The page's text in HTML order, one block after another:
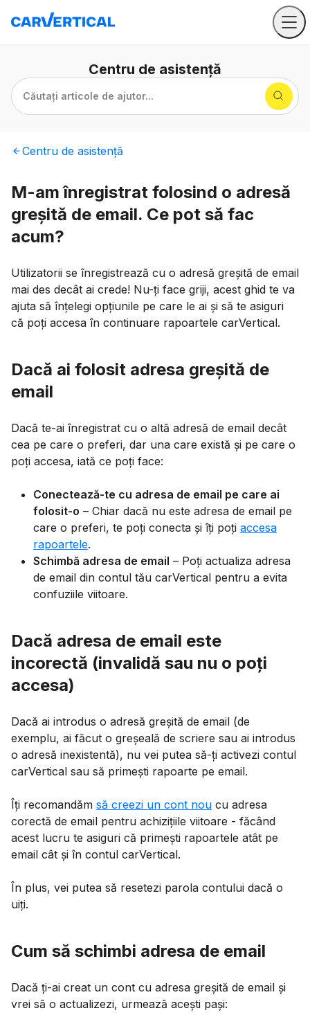
Centru de asistență
Căutați articole de ajutor...
Centru de asistență
M-am înregistrat folosind o adresă
greșită de email. Ce pot să fac
acum?
Utilizatorii se înregistrează cu o adresă greșită de email
mai des decât ai crede! Nu-ți face griji, acest ghid te va
ajuta să înțelegi opțiunile pe care le ai și să te asiguri
că poți accesa în continuare rapoartele carVertical.
Dacă ai folosit adresa greșită de
email
Dacă te-ai înregistrat cu o altă adresă de email decât
cea pe care o preferi, dar una care există și pe care o
poți accesa, iată ce poți face:
Conectează-te cu adresa de email pe care ai
folosit-o – Chiar dacă nu este adresa de email pe
care o preferi, te poți conecta și îți poți accesa
rapoartele.
Schimbă adresa de email – Poți actualiza adresa
de email din contul tău carVertical pentru a evita
confuziile viitoare.
Dacă adresa de email este
incorectă (invalidă sau nu o poți
accesa)
Dacă ai introdus o adresă greșită de email (de
exemplu, ai făcut o greșeală de scriere sau ai introdus
o adresă inexistentă), nu vei putea să-ți activezi contul
carVertical sau să primești rapoarte pe email.
Îți recomandăm să creezi un cont nou cu adresa
corectă de email pentru achizițiile viitoare - făcând
acest lucru te asiguri că primești rapoartele atât pe
email cât și în contul carVertical.
În plus, vei putea să resetezi parola contului dacă o
uiți.
Cum să schimbi adresa de email
Dacă ți-ai creat un cont cu adresa greșită de email și
vrei să o actualizezi, urmează acești pași: